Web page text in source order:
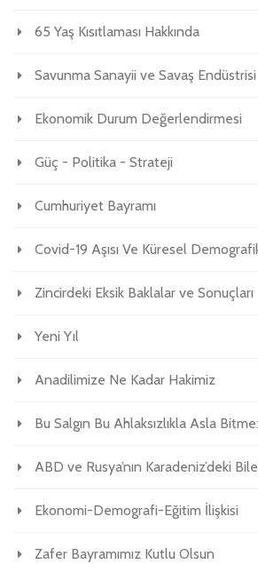
65 Yaş Kısıtlaması Hakkında
Savunma Sanayii ve Savaş Endüstrisi
Ekonomik Durum Değerlendirmesi
Güç - Politika - Strateji
Cumhuriyet Bayramı
Covid-19 Aşısı Ve Küresel
Zincirdeki Eksik Baklalar ve Sonuçları
Yeni Yıl
Anadilimize Ne Kadar Hakimiz
Bu Salgın Bu Ahlaksızlıkla Asla
ABD ve Rusya’nın Karadeniz’deki
Ekonomi-Demografi-Eğitim İlişkisi
Zafer Bayramımız Kutlu Olsun